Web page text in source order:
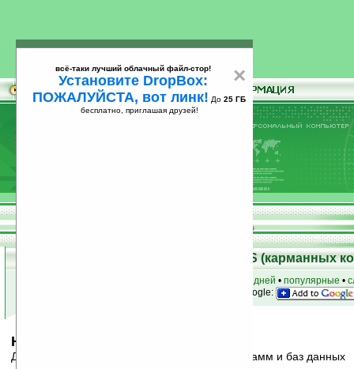
25
Скачать программы для Palm OS (карманных
за 7 дней • популярные •
на Google:
Hiratte Clean Pack v1.0
Две утилиты для очистки памяти КПК от программ и баз данных
×
всё-таки лучший облачный файл-стор!
Установите DropBox:
ПОЖАЛУЙСТА, вот линк! До 25 ГБ
бесплатно, приглашая друзей!